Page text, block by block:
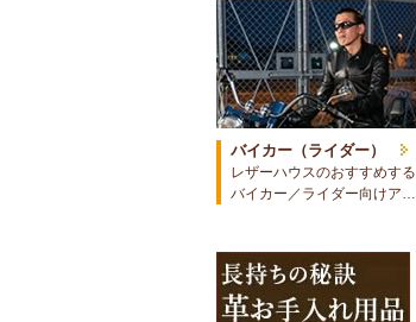
バイカー（ライダー）
レザーハウスのおすすめする
バイカー／ライダー向けア…